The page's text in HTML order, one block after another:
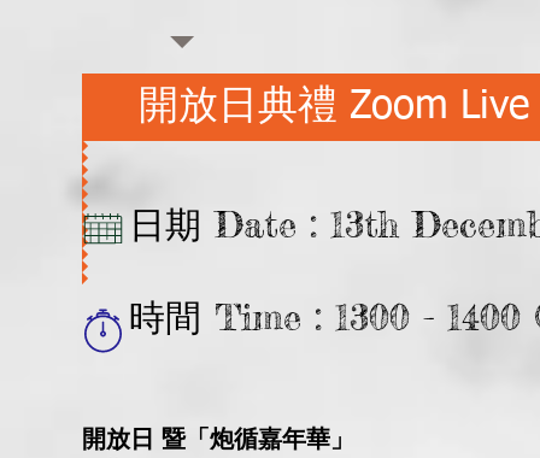
開放日典禮 Zoom
日期 Date : 13th
時間 Time : 1300 - 1400
開放日 暨「炮循嘉年華」